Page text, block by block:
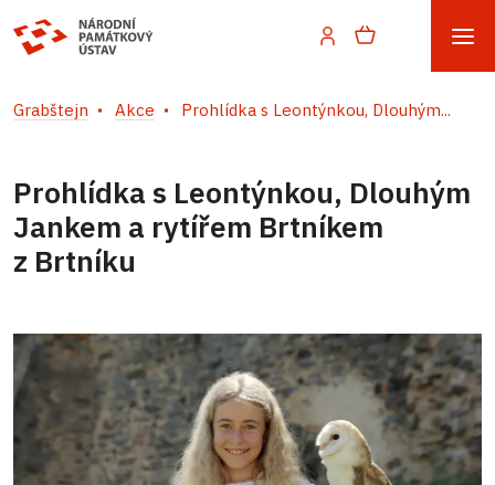
Grabštejn Akce Prohlídka s Leontýnkou, Dlouhým...
Prohlídka s Leontýnkou, Dlouhým
Jankem a rytířem Brtníkem
z Brtníku